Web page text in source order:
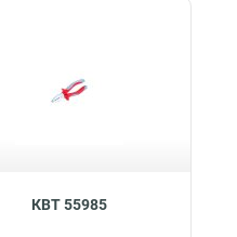
КВТ 55985